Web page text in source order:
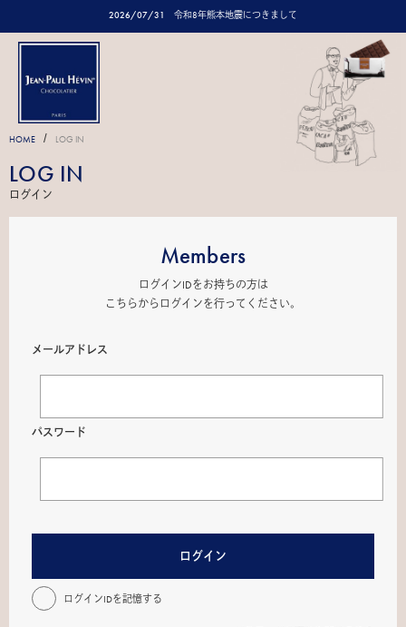
2026/07/31 令和8年熊本地震につきまして
HOME / LOG IN
LOG IN
ログイン
Members
ログインIDをお持ちの方は
こちらからログインを行ってください。
メールアドレス
パスワード
ログイン
ログインIDを記憶する